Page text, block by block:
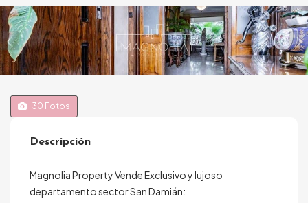
30 Fotos
Descripción
Magnolia Property Vende Exclusivo y lujoso
departamento sector San Damián: